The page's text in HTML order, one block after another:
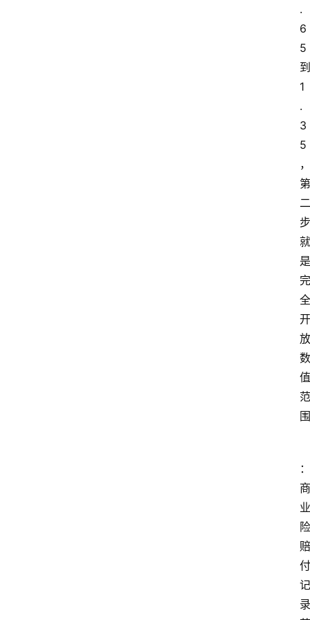
.
6
5
到
1
.
3
5
，
第
二
步
就
是
完
全
开
放
数
值
范
围
：
商
业
险
赔
付
记
录